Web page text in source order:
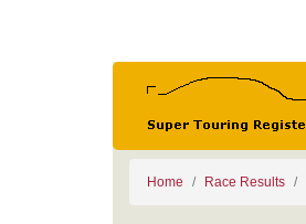
Home Race Results